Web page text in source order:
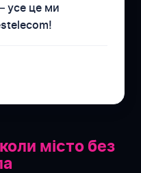
усе це ми
коли місто без